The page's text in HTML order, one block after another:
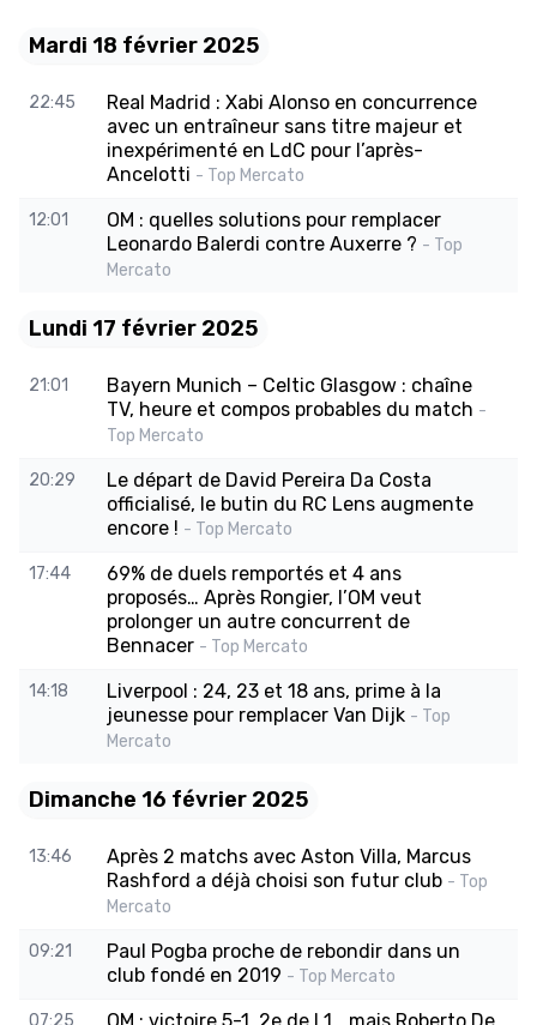
Mardi 18 février 2025
22:45
Real Madrid : Xabi Alonso en concurrence
avec un entraîneur sans titre majeur et
inexpérimenté en LdC pour l’après-
Ancelotti - Top Mercato
12:01
OM : quelles solutions pour remplacer
Leonardo Balerdi contre Auxerre ? - Top
Mercato
Lundi 17 février 2025
21:01
Bayern Munich – Celtic Glasgow : chaîne
TV, heure et compos probables du match -
Top Mercato
20:29
Le départ de David Pereira Da Costa
officialisé, le butin du RC Lens augmente
encore ! - Top Mercato
17:44
69% de duels remportés et 4 ans
proposés… Après Rongier, l’OM veut
prolonger un autre concurrent de
Bennacer - Top Mercato
14:18
Liverpool : 24, 23 et 18 ans, prime à la
jeunesse pour remplacer Van Dijk - Top
Mercato
Dimanche 16 février 2025
13:46
Après 2 matchs avec Aston Villa, Marcus
Rashford a déjà choisi son futur club - Top
Mercato
09:21
Paul Pogba proche de rebondir dans un
club fondé en 2019 - Top Mercato
07:25